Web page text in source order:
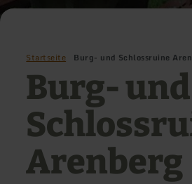
Startseite Burg- und Schlossruine
Burg- und
Arenberg